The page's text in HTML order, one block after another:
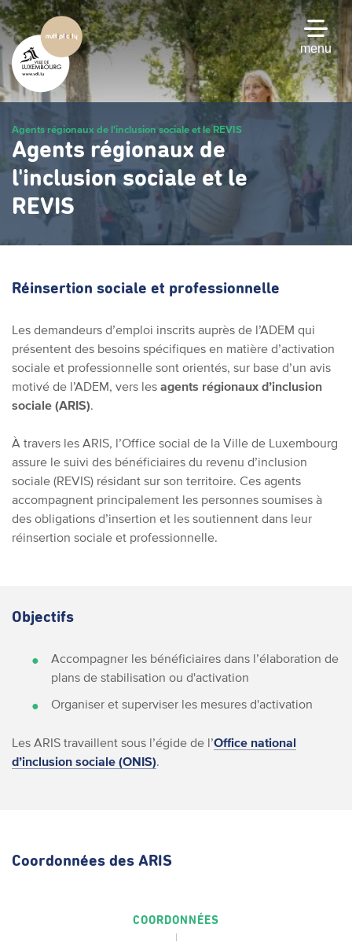
Passer
au
contenu
principal
menu
Agents régionaux de l'inclusion sociale et le REVIS
Agents régionaux de
l'inclusion sociale et le
REVIS
Réinsertion sociale et professionnelle
Les demandeurs d’emploi inscrits auprès de l’ADEM qui
présentent des besoins spécifiques en matière d’activation
sociale et professionnelle sont orientés, sur base d’un avis
motivé de l’ADEM, vers les agents régionaux d’inclusion
sociale (ARIS).
À travers les ARIS, l’Office social de la Ville de Luxembourg
assure le suivi des bénéficiaires du revenu d’inclusion
sociale (REVIS) résidant sur son territoire. Ces agents
accompagnent principalement les personnes soumises à
des obligations d’insertion et les soutiennent dans leur
réinsertion sociale et professionnelle.
Objectifs
Accompagner les bénéficiaires dans l’élaboration de
plans de stabilisation ou d'activation
Organiser et superviser les mesures d'activation
Les ARIS travaillent sous l’égide de l’Office national
d’inclusion sociale (ONIS).
Coordonnées des ARIS
COORDONNÉES